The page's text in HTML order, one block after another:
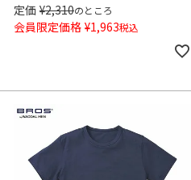
定価 ¥2,310のところ
会員限定価格 ¥1,963税込